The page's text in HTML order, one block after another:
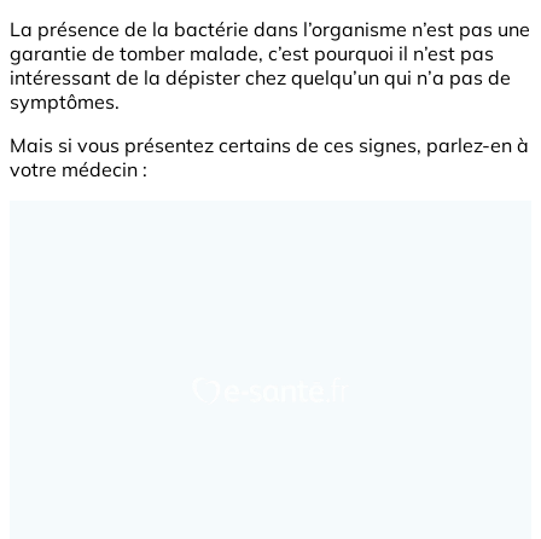
La présence de la bactérie dans l’organisme n’est pas une
garantie de tomber malade, c’est pourquoi il n’est pas
intéressant de la dépister chez quelqu’un qui n’a pas de
symptômes.
Mais si vous présentez certains de ces signes, parlez-en à
votre médecin :